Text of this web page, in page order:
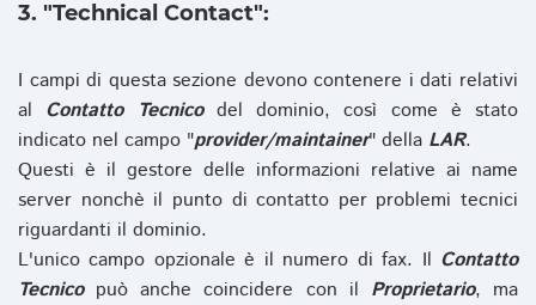
3. "Technical Contact":
I campi di questa sezione devono contenere i dati relativi
al Contatto Tecnicodel dominio, così come è stato
indicato nel campo "provider/maintainer" della LAR.
Questi è il gestore delle informazioni relative ai name
server nonchè il punto di contatto per problemi tecnici
riguardanti il dominio.
L'unico campo opzionale è il numero di fax. Il Contatto
Tecnicopuò anche coincidere con il Proprietario, ma